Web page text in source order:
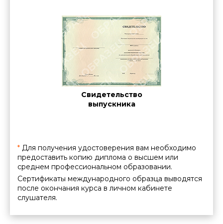
Свидетельство
выпускника
* Для получения удостоверения вам необходимо
предоставить копию диплома о высшем или
среднем профессиональном образовании.
Сертификаты международного образца выводятся
после окончания курса в личном кабинете
слушателя.